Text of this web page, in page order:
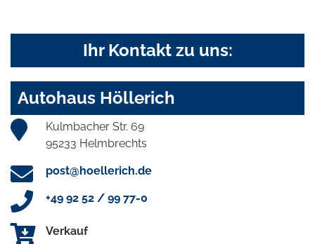
Ihr Kontakt zu uns:
Autohaus Höllerich
Kulmbacher Str. 69
95233 Helmbrechts
post@hoellerich.de
+49 92 52 / 99 77-0
Verkauf